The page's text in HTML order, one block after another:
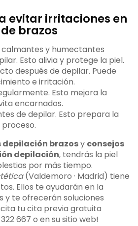
evitar irritaciones en
brazos
y humectantes
Esto alivia y protege la piel.
después de depilar. Puede
e irritación.
Esto mejora la
encarnados.
de depilar. Esto prepara la
depilación brazosy consejos
depilación, tendrás la piel
por más tiempo.
(Valdemoro · Madrid) tiene
Ellos te ayudarán en la
y te ofrecerán soluciones
tu cita previa gratuita
667 o en su sitio web!